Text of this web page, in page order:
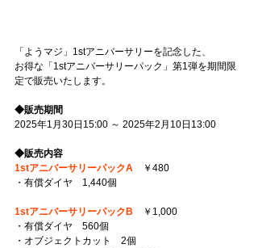
「ようマジ」1stアニバーサリーを記念した、
お得な「1stアニバーサリーパック」第1弾を期間限
定で販売いたします。
◆販売期間
2025年1月30日15:00 ～ 2025年2月10日13:00
◆販売内容
1stアニバーサリーパックA ￥480
・有償ダイヤ　1,440個
1stアニバーサリーパックB ￥1,000
・有償ダイヤ　560個
・オブジェクトカット　2個